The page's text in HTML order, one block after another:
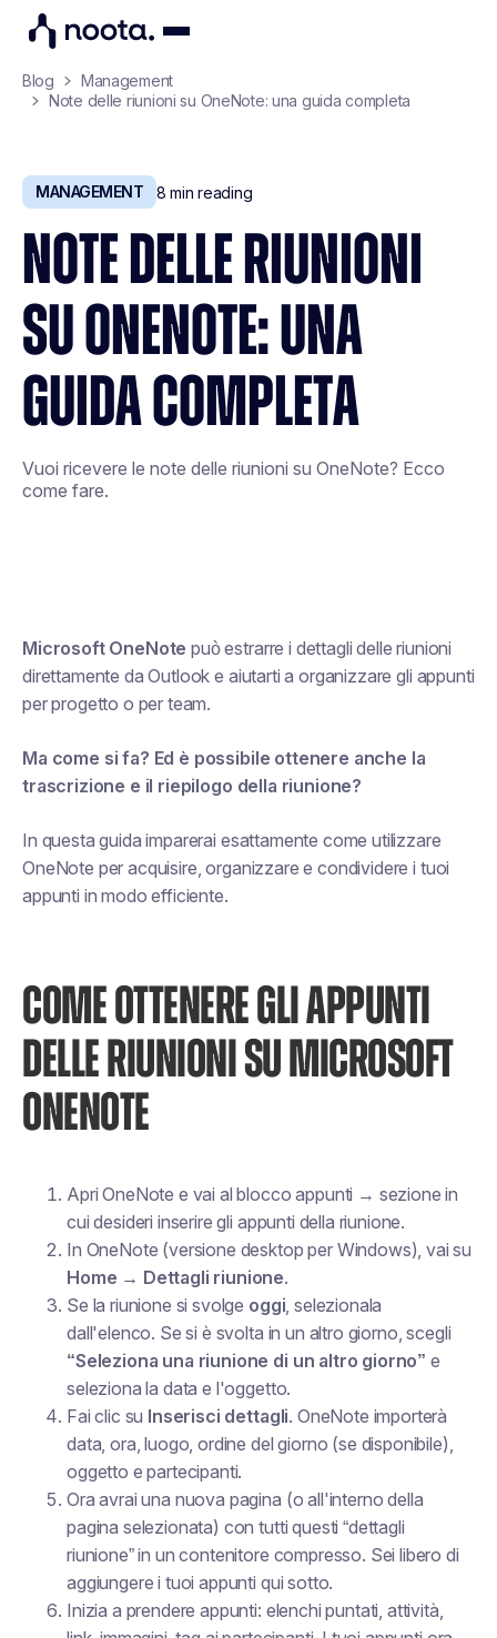
Blog
Management
Note delle riunioni su OneNote: una guida completa
MANAGEMENT 8 min reading
NOTE DELLE RIUNIONI
SU ONENOTE: UNA
GUIDA COMPLETA
Vuoi ricevere le note delle riunioni su OneNote? Ecco
come fare.
Microsoft OneNote può estrarre i dettagli delle riunioni
direttamente da Outlook e aiutarti a organizzare gli appunti
per progetto o per team.
Ma come si fa? Ed è possibile ottenere anche la
trascrizione e il riepilogo della riunione?
In questa guida imparerai esattamente come utilizzare
OneNote per acquisire, organizzare e condividere i tuoi
appunti in modo efficiente.
COME OTTENERE GLI APPUNTI
DELLE RIUNIONI SU MICROSOFT
ONENOTE
Apri OneNote e vai al blocco appunti → sezione in
cui desideri inserire gli appunti della riunione.
In OneNote (versione desktop per Windows), vai su
Home → Dettagli riunione.
Se la riunione si svolge oggi, selezionala
dall'elenco. Se si è svolta in un altro giorno, scegli
“Seleziona una riunione di un altro giorno” e
seleziona la data e l'oggetto.
Fai clic su Inserisci dettagli. OneNote importerà
data, ora, luogo, ordine del giorno (se disponibile),
oggetto e partecipanti.
Ora avrai una nuova pagina (o all'interno della
pagina selezionata) con tutti questi “dettagli
riunione” in un contenitore compresso. Sei libero di
aggiungere i tuoi appunti qui sotto.
Inizia a prendere appunti: elenchi puntati, attività,